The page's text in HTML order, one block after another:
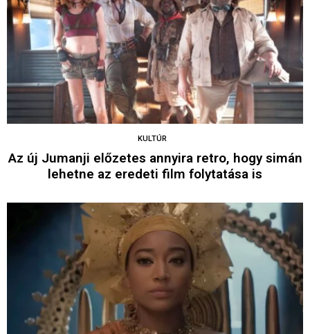
KULTÚR
Az új Jumanji előzetes annyira retro, hogy simán
lehetne az eredeti film folytatása is